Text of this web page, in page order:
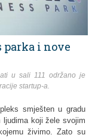
parka i nove
u sali 111 održano je
startup-a.
smješten u gradu
ljudima koji žele svojim
živimo. Zato su